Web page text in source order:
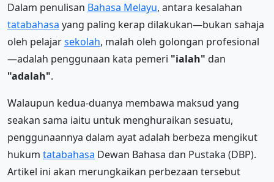
Dalam penulisan Bahasa Melayu, antara kesalahan
tatabahasa yang paling kerap dilakukan—bukan sahaja
oleh pelajarsekolah, malah oleh golongan profesional
—adalah penggunaan kata pemeri "ialah" dan
"adalah".
Walaupun kedua-duanya membawa maksud yang
seakan sama iaitu untuk menghuraikan sesuatu,
penggunaannya dalam ayat adalah berbeza mengikut
hukum tatabahasa Dewan Bahasa dan Pustaka (DBP).
Artikel ini akan merungkaikan perbezaan tersebut